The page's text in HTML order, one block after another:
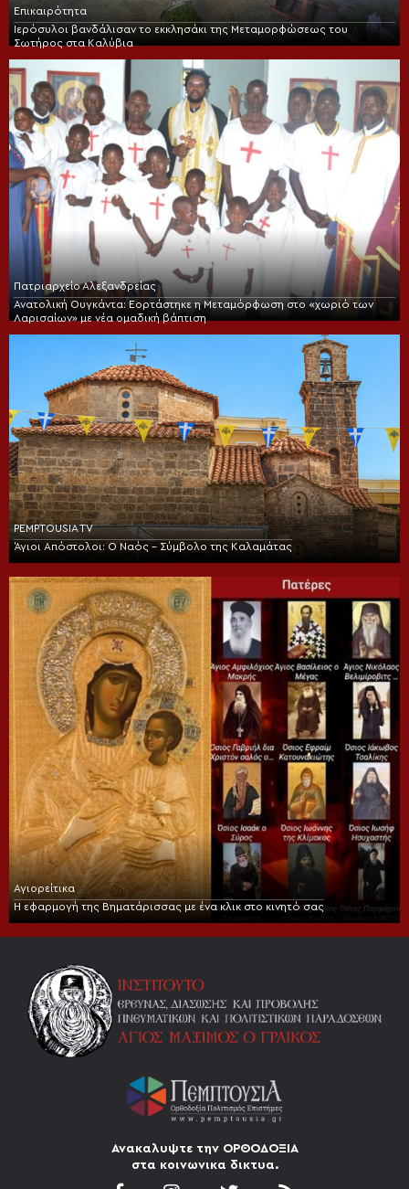
Επικαιρότητα
Ιερόσυλοι βανδάλισαν το εκκλησάκι της Μεταμορφώσεως του
Σωτήρος στα Καλύβια
Πατριαρχείο Αλεξανδρείας
Ανατολική Ουγκάντα: Εορτάστηκε η Μεταμόρφωση στο «χωριό των
Λαρισαίων» με νέα ομαδική βάπτιση
PEMPTOUSIA TV
Άγιοι Απόστολοι: Ο Ναός – Σύμβολο της Καλαμάτας
Αγιορείτικα
Η εφαρμογή της Βηματάρισσας με ένα κλικ στο κινητό σας
Ανακαλυψτε την ΟΡΘΟΔΟΞΙΑ
στα κοινωνικα δικτυα.